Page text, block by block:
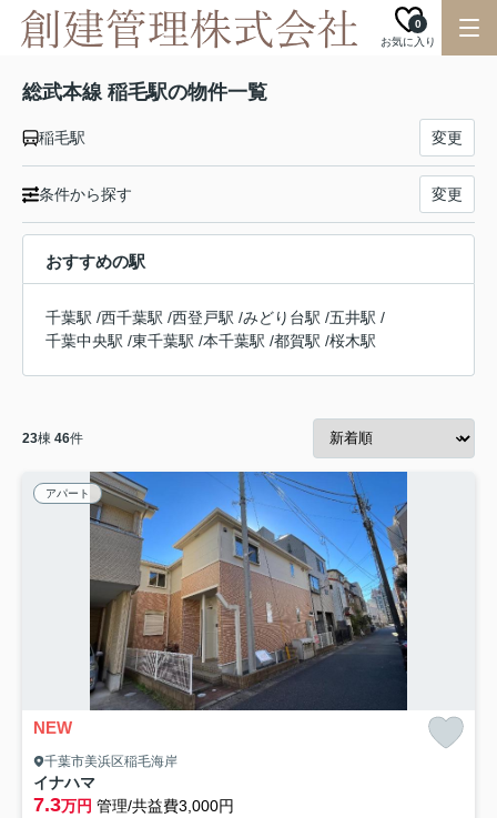
お気に入り
0
総武本線 稲毛駅の物件一覧
稲毛駅 変更
条件から探す 変更
おすすめの駅
千葉駅 /西千葉駅 /西登戸駅 /みどり台駅 /五井駅 /
千葉中央駅 /東千葉駅 /本千葉駅 /都賀駅 /桜木駅
23棟 46件
アパート
NEW
千葉市美浜区稲毛海岸
イナハマ
7.3万円 管理/共益費3,000円